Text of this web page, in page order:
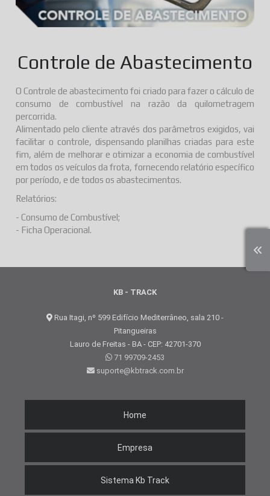
Controle de Abastecimento
O Controle de abastecimento foi criado para fazer o cálculo de
consumo de combustível na razão da quilometragem
percorrida.
Alimentado pelo cliente através dos parâmetros exigidos, vai
facilitar o controle, dispensando planilhas criadas para este
fim, além de melhorar e otimizar a economia de combustível
em todos os veículos da frota, fornecendo relatório específico
por período, e de todos os abastecimentos.
Relatórios:
- Consumo de Combustível;
- Ficha Operacional.
KB - TRACK
Rua Itagi, nº 599 Edifício Mediterrâneo, sala 210 -
Pitangueiras
Lauro de Freitas - BA - CEP: 42701-370
71 99709-2453
suporte@kbtrack.com.br
Home
Empresa
Sistema Kb Track